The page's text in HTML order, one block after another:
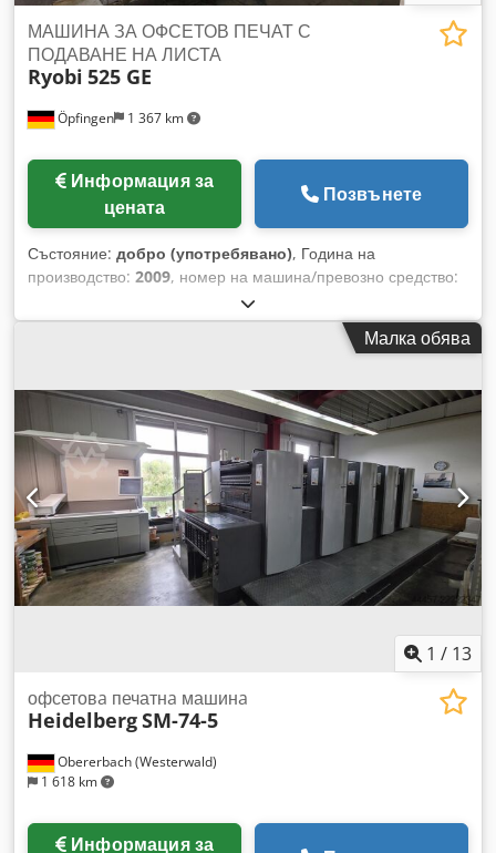
Öpfingen 1 367 km
МАШИНА ЗА ОФСЕТОВ ПЕЧАТ С
ПОДАВАНЕ НА ЛИСТА
Ryobi 525 GE
Информация за
цената
Позвънете
Състояние: добро (употребявано), Година на
производство: 2009, номер на машина/превозно средство:
, Ryobimatic система за овлажняване Dkjdpjhuampefx
Aa Tsr PCS-J: Контролно и управляващо оборудване RPC
полуавтоматична смяна на плаки PDS-E: Спектрален модул
Technotrans система за охлаждане и циркулация
Дистанционно регулиране на регистъра на плаките
Контрол на косо изкривяване на листа Контрол на двоен
лист – механичен и електронен Автоматично устройство за
миене на платно Автоматично устройство за миене на
цветни валове Брой отпечатъци: 20 милиона
Малка обява
1 / 13
Obererbach (Westerwald)
1 618 km
офсетовa печатнa машинa
HeidelbergSM-74-5
Информация за